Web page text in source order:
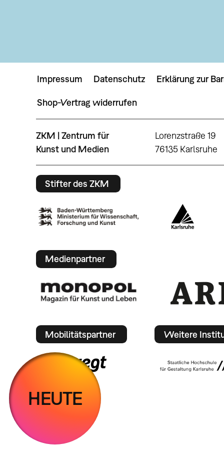
Impressum Datenschutz Erklärung zur
Shop-Vertrag widerrufen
ZKM | Zentrum für
Kunst und Medien
Lorenzstraße 19
76135 Karlsruhe
Stifter des ZKM
Medienpartner
Mobilitätspartner Weitere
HEUTE